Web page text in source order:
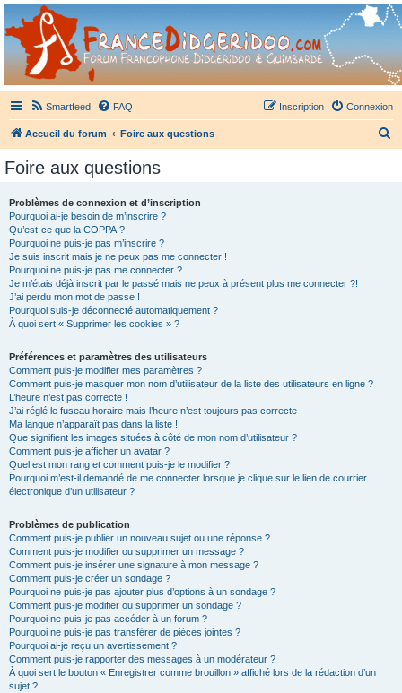
France Didgeridoo
Didgeridoo et Guimbarde sur France Didgeridoo - retrouvez la communauté.
Smartfeed FAQ Connexion
Inscription
Accueil du forum Foire aux questions
Foire aux questions
Problèmes de connexion et d’inscription
Pourquoi ai-je besoin de m’inscrire ?
Qu’est-ce que la COPPA ?
Pourquoi ne puis-je pas m’inscrire ?
Je suis inscrit mais je ne peux pas me connecter !
Pourquoi ne puis-je pas me connecter ?
Je m’étais déjà inscrit par le passé mais ne peux à présent plus me connecter ?!
J’ai perdu mon mot de passe !
Pourquoi suis-je déconnecté automatiquement ?
À quoi sert « Supprimer les cookies » ?
Préférences et paramètres des utilisateurs
Comment puis-je modifier mes paramètres ?
Comment puis-je masquer mon nom d’utilisateur de la liste des utilisateurs en ligne ?
L’heure n’est pas correcte !
J’ai réglé le fuseau horaire mais l’heure n’est toujours pas correcte !
Ma langue n’apparaît pas dans la liste !
Que signifient les images situées à côté de mon nom d’utilisateur ?
Comment puis-je afficher un avatar ?
Quel est mon rang et comment puis-je le modifier ?
Pourquoi m’est-il demandé de me connecter lorsque je clique sur le lien de courrier
électronique d’un utilisateur ?
Problèmes de publication
Comment puis-je publier un nouveau sujet ou une réponse ?
Comment puis-je modifier ou supprimer un message ?
Comment puis-je insérer une signature à mon message ?
Comment puis-je créer un sondage ?
Pourquoi ne puis-je pas ajouter plus d’options à un sondage ?
Comment puis-je modifier ou supprimer un sondage ?
Pourquoi ne puis-je pas accéder à un forum ?
Pourquoi ne puis-je pas transférer de pièces jointes ?
Pourquoi ai-je reçu un avertissement ?
Comment puis-je rapporter des messages à un modérateur ?
À quoi sert le bouton « Enregistrer comme brouillon » affiché lors de la rédaction d’un
sujet ?